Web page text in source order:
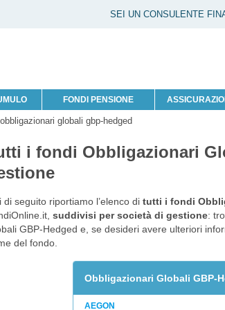
SEI UN CONSULENTE
FONDI PENSIONE
globali gbp-hedged
i fondi Obbligazionari
di seguito riportiamo l’elenco di tutti i fondi
suddivisi per società di gestione:
GBP-Hedged e, se desideri avere ulteriori
del fondo.
Obbligazionari Globali GBP-
AEGON